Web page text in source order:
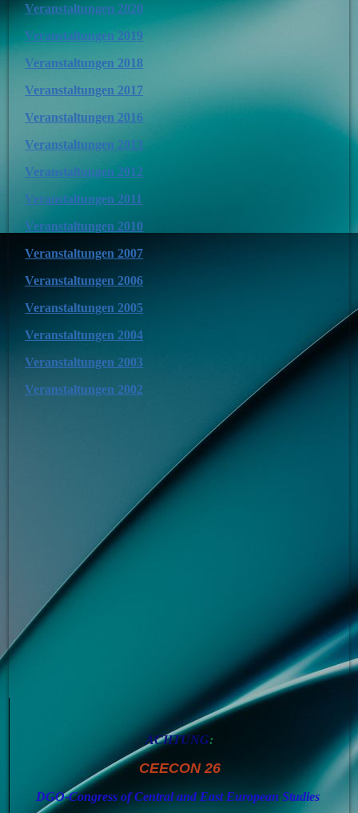
Veranstaltungen 2020
Veranstaltungen 2019
Veranstaltungen 2018
Veranstaltungen 2017
Veranstaltungen 2016
Veranstaltungen 2013
Veranstaltungen 2012
Veranstaltungen 2011
Veranstaltungen 2010
Veranstaltungen 2007
Veranstaltungen 2006
Veranstaltungen 2005
Veranstaltungen 2004
Veranstaltungen 2003
Veranstaltungen 2002
ACHTUNG:
CEECON 26
DGO-Congress of Central and East European Studies